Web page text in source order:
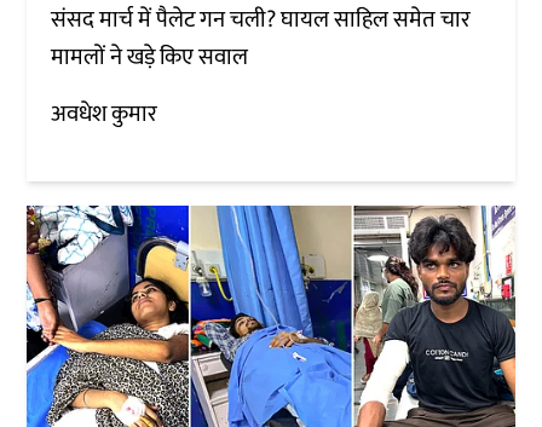
संसद मार्च में पैलेट गन चली? घायल साहिल समेत चार
मामलों ने खड़े किए सवाल
अवधेश कुमार